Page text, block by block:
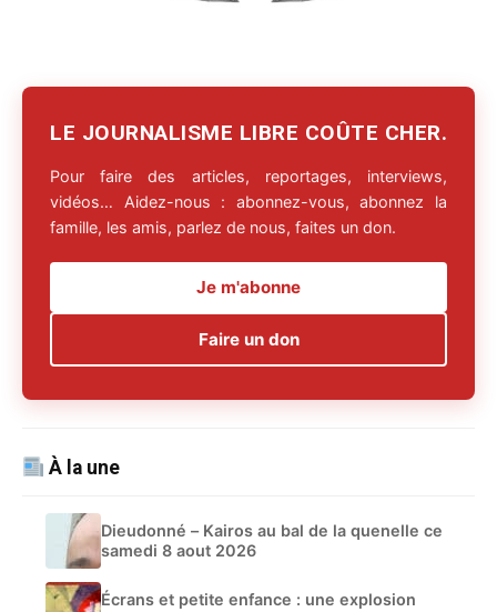
LE JOURNALISME LIBRE COÛTE CHER.
Pour faire des articles, reportages, interviews,
vidéos… Aidez-nous : abonnez-vous, abonnez la
famille, les amis, parlez de nous, faites un don.
Je m'abonne
Faire un don
À la une
Dieudonné – Kairos au bal de la quenelle ce
samedi 8 aout 2026
Écrans et petite enfance : une explosion